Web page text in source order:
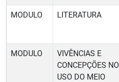
MODULO LITERATURA
MODULO
VIVÊNCIAS E
CONCEPÇÕES NO
USO DO MEIO